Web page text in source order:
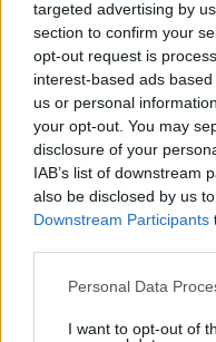
targeted advertising by
section to confirm your
opt-out request is
interest-based ads
us or personal
your opt-out. You may
disclosure of your
IAB’s list of downstream
also be disclosed by us
Downstream Participants
Please note that this
not limited to your visit
Personal Data
I want to opt-out of
Αθηνών, που διάβασε
Όρκο, μιλά για τον
10.08.2026, 08:09
Τη Υπερμάχω: Η νύχτα
πριν από 1.400 χρόνια,